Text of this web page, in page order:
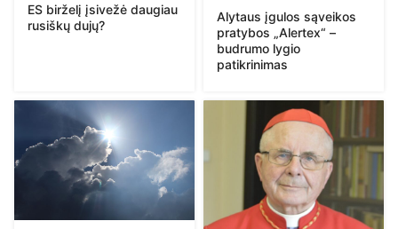
ES birželį įsivežė daugiau
rusiškų dujų?
Alytaus įgulos sąveikos
pratybos „Alertex“ –
budrumo lygio
patikrinimas